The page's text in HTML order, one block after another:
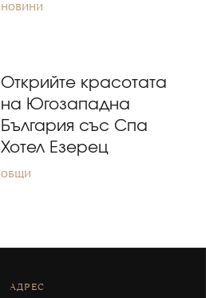
НОВИНИ
Открийте красотата
на Югозападна
България със Спа
Хотел Езерец
ОБЩИ
АДРЕС